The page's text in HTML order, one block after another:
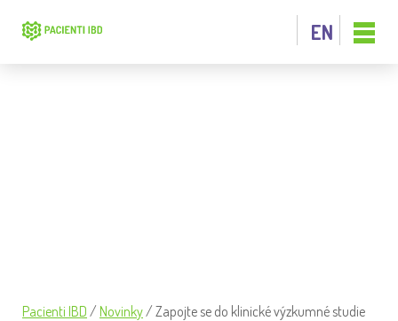
EN
Pacienti IBD / Novinky/ Zapojte se do klinické výzkumné studie